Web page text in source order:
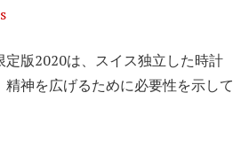
定版2020は、スイス独立した時計
神を広げるために必要性を示して